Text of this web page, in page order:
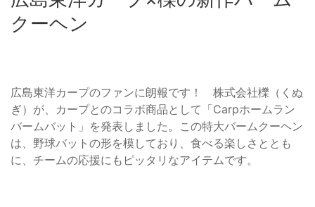
クーヘン
広島東洋カープのファンに朗報です！ 株式会社櫟（くぬ
ぎ）が、カープとのコラボ商品として「Carpホームラン
バームバット」を発表しました。この特大バームクーヘン
は、野球バットの形を模しており、食べる楽しさととも
に、チームの応援にもピッタリなアイテムです。